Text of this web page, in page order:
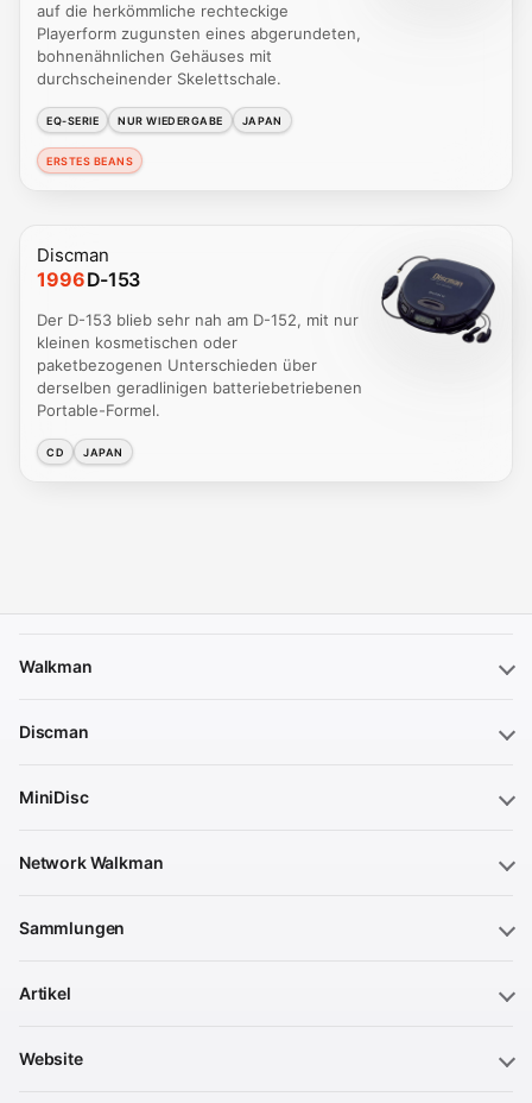
auf die herkömmliche rechteckige
Playerform zugunsten eines abgerundeten,
bohnenähnlichen Gehäuses mit
durchscheinender Skelettschale.
EQ-SERIE NUR WIEDERGABE JAPAN
ERSTES BEANS
Discman
1996D-153
Der D-153 blieb sehr nah am D-152, mit nur
kleinen kosmetischen oder
paketbezogenen Unterschieden über
derselben geradlinigen batteriebetriebenen
Portable-Formel.
CD JAPAN
Walkman
Discman
MiniDisc
Network Walkman
Sammlungen
Artikel
Website